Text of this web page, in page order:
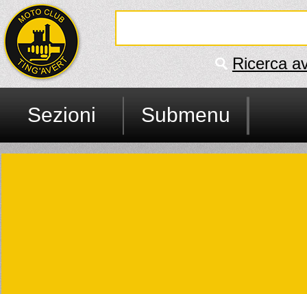
Ricerca
Sezioni Submenu